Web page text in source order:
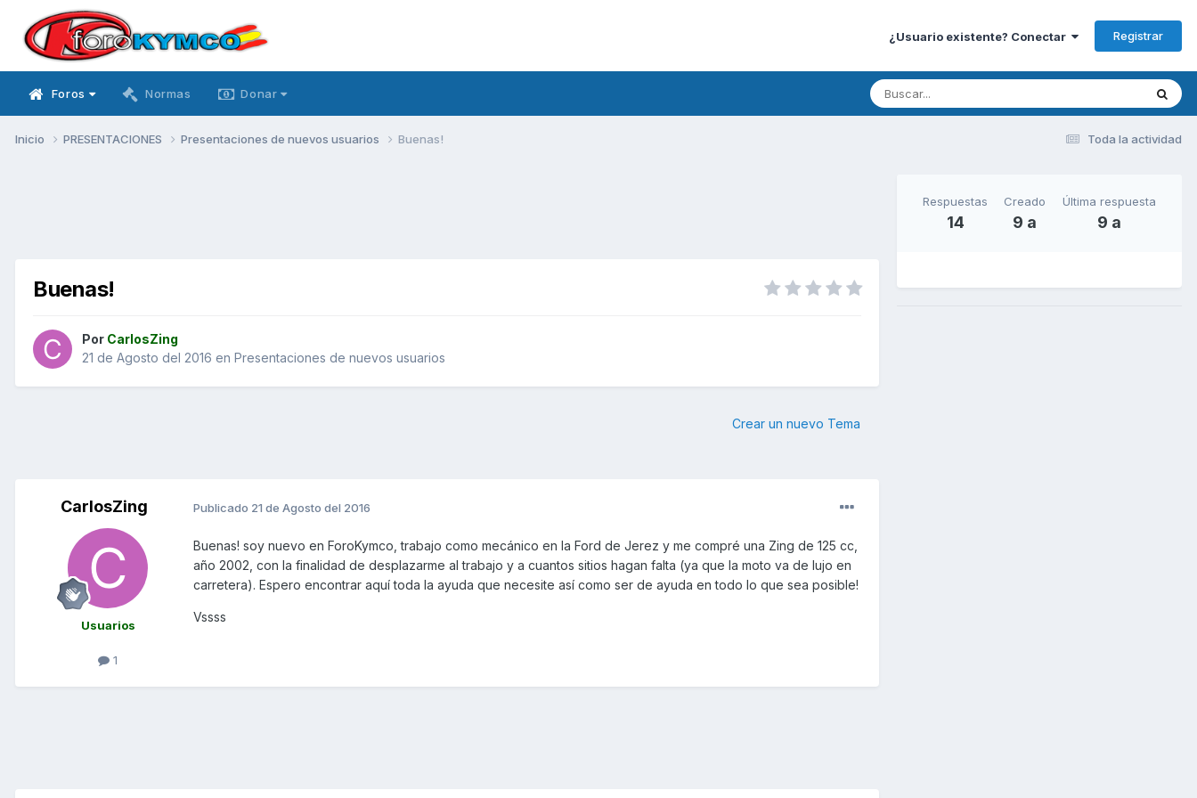
¿Usuario existente? Conectar Registrar
Foros Normas Donar
Toda la actividad
Inicio PRESENTACIONES Presentaciones de nuevos usuarios Buenas!
Buenas!
Por CarlosZing
21 de Agosto del 2016 en Presentaciones de nuevos usuarios
Crear un nuevo Tema
CarlosZing
Usuarios
1
Publicado 21 de Agosto del 2016
Buenas! soy nuevo en ForoKymco, trabajo como mecánico en la Ford de Jerez y me compré una Zing de 125 cc,
año 2002, con la finalidad de desplazarme al trabajo y a cuantos sitios hagan falta (ya que la moto va de lujo en
carretera). Espero encontrar aquí toda la ayuda que necesite así como ser de ayuda en todo lo que sea posible!
Vssss
Respuestas
14
Creado
9 a
Última respuesta
9 a